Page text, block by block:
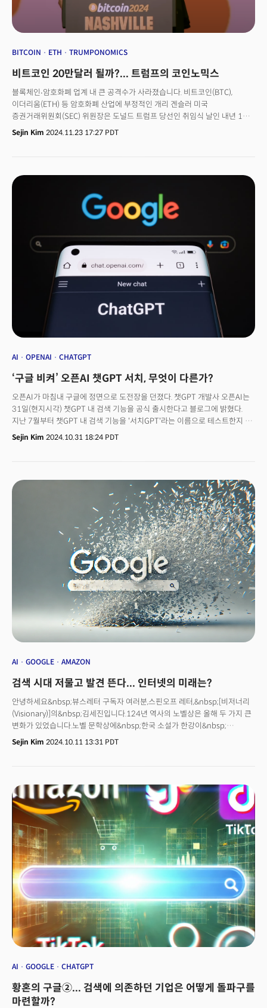
BITCOIN ETH TRUMPONOMICS
비트코인 20만달러 될까?... 트럼프의 코인노믹스
블록체인∙암호화폐 업계 내 큰 공격수가 사라졌습니다. 비트코인(BTC),
이더리움(ETH) 등 암호화폐 산업에 부정적인 개리 겐슬러 미국
증권거래위원회(SEC) 위원장은 도널드 트럼프 당선인 취임식 날인 내년 1월
20일 사퇴하겠다고 21일(현지시간) 밝혔죠. 그의 임기는 당초 2026년까지
였습니다. 트럼프 당선인은 취임 첫날 겐슬러 위원장을 해임하겠다고 이미
👉 의미: 겐슬러 위원장과 그가 이끈 SEC는 암호화폐 가격 하락에 중요한
인물이었습니다. 올해 초 암호화폐 현물 상장지수펀드(ETF)를 승인하긴
했지만, 여전히 그는 암호화폐 자체의 제도권 편입은 인정하지 않았죠. 이와
함께 다수 암호화폐 기업들을 줄소송하거나 암호화폐를 기존 증권으로 해석,
강력을 규제를 만들면서 가격 하락을 불러왔습니다. 그는 “암호화폐
자산증권의 상장기준을 승인할 의향이 있다는 신호가 아니다”며 “투자자들은
비트코인과 암호화폐 가치가 연계된 상품과 관련된 수많은 위험에 대해
주의를 기울여야 한다”고 수차례 경고한 바 있습니다. 이런 그의 강경한 규제
기조에 암호화폐 업계는 그에게 강한 불만을 표했습니다. 코인베이스는
디지털 자산이 증권으로 간주되는 조건을 명확히 해달라고 맞소송을 하기도
했죠. 소식 직후 비트코인은 사상 처음으로 9만9000달러선을 돌파하는 등
10만달러 고지에 다가서고 있습니다.미국 차기 대통령에 도널드 트럼프 전
대통령이 당선된 후 글로벌 크립토(암호화폐) 투자 환경이 급변하고 있습니다.
암호화폐 가격을 쥐고 흔들던 미국 규제의 흐름이 큰 변화를 맞이한 탓입니다.
Sejin Kim 2024.11.23 17:27 PDT
AI OPENAI CHATGPT
‘구글 비켜’ 오픈AI 챗GPT 서치, 무엇이 다른가?
오픈AI가 마침내 구글에 정면으로 도전장을 던졌다. 챗GPT 개발사 오픈AI는
31일(현지시각) 챗GPT 내 검색 기능을 공식 출시한다고 블로그에 밝혔다.
지난 7월부터 챗GPT 내 검색 기능을 '서치GPT'라는 이름으로 테스트한지 약
3개월만에 공식 출시한 것. '챗GPT 검색'은 기존 챗GPT에 통합된 형태다.
검색창 밑에 있는 작은 지구본 모양의 아이콘을 클릭하면 검색이 시작된다.
기자가 “모로코 여행 계획을 짜줘”라고 큰 질문을 하자, 챗GPT 검색
화면에서는 정보와 함께 링크, 사진이 표시됐다. 출처에는 기사, 글로벌 여행
플랫폼 리뷰, 네이버 블로그 게시물 등으로 구성됐다.반면 챗GPT(GPT 4o
기준)는 텍스트만 내놓았다. 출처 링크는 한 번 더 질문으로 요청해야
제공한다. 출처 링크 수도 적다. 오픈AI는 서치 기능에서는 실시간 웹 검색과
뉴스 및 데이터 제공업체와의 파트너십을 기반으로 이용자에 질문에 답한다고
밝혔다. 이에 회사는 최신 스포츠, 주가, 뉴스, 날씨 등과 함께 쇼핑, 여행
분야에서 활용성을 기대하고 있다.
Sejin Kim 2024.10.31 18:24 PDT
AI GOOGLE AMAZON
검색 시대 저물고 발견 뜬다... 인터넷의 미래는?
안녕하세요&nbsp;뷰스레터 구독자 여러분,스핀오프 레터,&nbsp;[비저너리
(Visionary)]의&nbsp;김세진입니다.124년 역사의 노벨상은 올해 두 가지 큰
변화가 있었습니다.노벨 문학상에&nbsp;한국 소설가 한강이&nbsp;
선정했죠.&nbsp;아시아 국가 국적의 작가를 선정한 것은 2012년 중국 작가
모옌 이후 12년 만입니다. 여성 작가로서는 역대 18번째죠.&nbsp;노벨
등이 그 주인공이죠. 노벨 물리학상에는&nbsp;AI의 대가로 꼽히는 존 홉필드
미국 프린스턴대 교수와 제프리 힌튼 캐나다 토론토대 교수가 선정됐습니다.
과학과 기술의 거리는 멀었습니다.&nbsp;과학은 학문이었고, 기술은 이
과학을 상용화하는 비즈니스 세계의 것으로 평가절하됐죠. 컴퓨터 과학자는
노벨상을 거의 받지 못했습니다.&nbsp;월드 와이드 웹 프로토콜이나
소셜미디어(SNS)는 ‘발명’으로 여겨지지 않았고,&nbsp;래리 페이지와
세르게이 브린은 구글이 된 검색 엔진 알고리즘으로 노벨상을 수상하지
못했습니다.그러나 이제 노벨 과학상&nbsp;세 분야 중 두 분야 수상자가
&nbsp;AI 연구자입니다.&nbsp;기술이 과학을 건드린&nbsp;첫번째
사례입니다.&nbsp;지난 10년 동안 사실상 모든 과학을 바꿔 놓은 인공지능
(AI) 기술의 중요성을 과학계가 인정한 거죠.&nbsp;실리콘밸리에서는
생성AI로 계속 ‘발명’이 계속되고 있습니다. 그 시작은&nbsp;또 다시&nbsp;
구글입니다.&nbsp;<더밀크 주요 기사>원조 절대반지, 오우라 '링4' 출격...
삼성 갤럭시링에 맞불두 도시 이야기: LA vs 샌프란시스코“2025년 AI발 퀀텀
Sejin Kim 2024.10.11 13:31 PDT
AI GOOGLE CHATGPT
황혼의 구글②... 검색에 의존하던 기업은 어떻게 돌파구를
마련할까?